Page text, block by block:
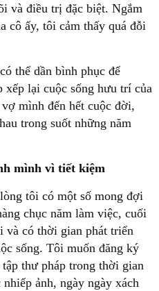
và điều trị đặc biệt. Ngắm
cô ấy, tôi cảm thấy quá đỗi
thể dần bình phục để
xếp lại cuộc sống hưu trí của
mình đến hết cuộc đời,
trong suốt những năm
mình vì tiết kiệm
tôi có một số mong đợi
chục năm làm việc, cuối
và có thời gian phát triển
sống. Tôi muốn đăng ký
thư pháp trong thời gian
ảnh, ngày ngày xách